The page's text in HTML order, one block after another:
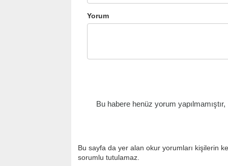
Yorum
Bu habere henüz yorum
Bu sayfa da yer alan okur yorumları kişilerin
sorumlu tutulamaz.